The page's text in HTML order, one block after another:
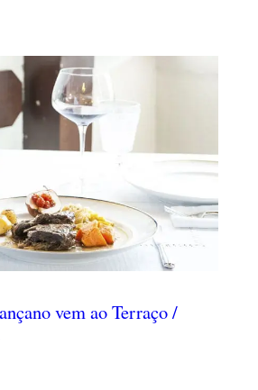
vem ao Terraço /